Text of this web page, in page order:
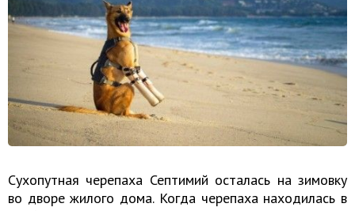
Сухопутная черепаха Септимий осталась на зимовку
во дворе жилого дома. Когда черепаха находилась в